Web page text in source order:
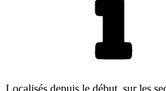
Localisés depuis le début, sur les